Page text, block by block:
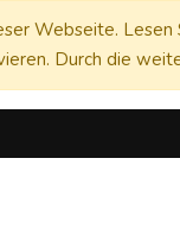
Webseite. Lesen
Durch die